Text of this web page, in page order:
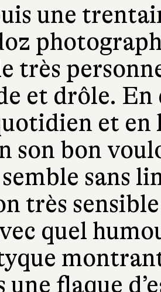
une
très
et drôle.
et en
son bon
sans
très
quel
une flaque